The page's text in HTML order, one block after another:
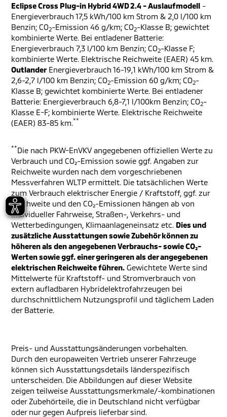
Eclipse Cross Plug-in Hybrid 4WD 2.4 - Auslaufmodell -
Energieverbrauch 17,5 kWh/100 km Strom & 2,0 l/100 km
Benzin; CO2-Emission 46 g/km; CO2-Klasse B; gewichtet
kombinierte Werte. Bei entladener Batterie:
Energieverbrauch 7,3 l/100 km Benzin; CO2-Klasse F;
kombinierte Werte. Elektrische Reichweite (EAER) 45 km.
Outlander Energieverbrauch 16-19,1 kWh/100 km Strom &
2,6-2,7 l/100 km Benzin; CO2-Emission 60 g/km; CO2-
Klasse B; gewichtet kombinierte Werte. Bei entladener
Batterie: Energieverbrauch 6,8-7,1 l/100km Benzin; CO2-
Klasse E-F; kombinierte Werte. Elektrische Reichweite
(EAER) 83-85 km.**
**Die nach PKW-EnVKV angegebenen offiziellen Werte zu
Verbrauch und CO₂-Emission sowie ggf. Angaben zur
Reichweite wurden nach dem vorgeschriebenen
Messverfahren WLTP ermittelt. Die tatsächlichen Werte
zum Verbrauch elektrischer Energie / Kraftstoff, ggf. zur
Reichweite und den CO₂-Emissionen hängen ab von
individueller Fahrweise, Straßen-, Verkehrs- und
Wetterbedingungen, Klimaanlageneinsatz etc. Dies und
zusätzliche Ausstattungen sowie Zubehör können zu
höheren als den angegebenen Verbrauchs- sowie CO₂-
Werten sowie ggf. einer geringeren als der angegebenen
elektrischen Reichweite führen. Gewichtete Werte sind
Mittelwerte für Kraftstoff- und Stromverbrauch von
extern aufladbaren Hybridelektrofahrzeugen bei
durchschnittlichem Nutzungsprofil und täglichem Laden
der Batterie.
Preis- und Ausstattungsänderungen vorbehalten.
Durch den europaweiten Vertrieb unserer Fahrzeuge
können sich Ausstattungsdetails länderspezifisch
unterscheiden. Die Abbildungen auf dieser Website
zeigen teilweise Ausstattungsmerkmale/-kombinationen
oder Zubehörteile, die in Deutschland nicht verfügbar
oder nur gegen Aufpreis lieferbar sind.